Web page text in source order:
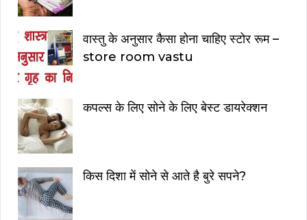
वास्तु के अनुसार कैसा होना चाहिए स्टोर रूम –
store room vastu
कपल्स के लिए सोने के लिए बेस्ट डायरेक्शन
किस दिशा में सोने से आते है बुरे सपने?